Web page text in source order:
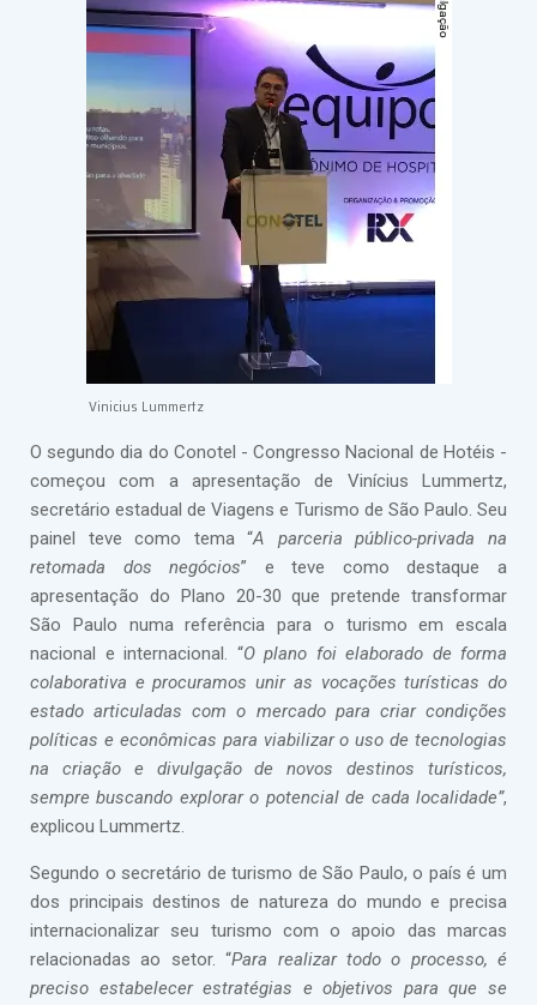
Vinicius Lummertz
O segundo dia do Conotel - Congresso Nacional de Hotéis -
começou com a apresentação de Vinícius Lummertz,
secretário estadual de Viagens e Turismo de São Paulo. Seu
painel teve como tema “A parceria público-privada na
retomada dos negócios” e teve como destaque a
apresentação do Plano 20-30 que pretende transformar
São Paulo numa referência para o turismo em escala
nacional e internacional. “O plano foi elaborado de forma
colaborativa e procuramos unir as vocações turísticas do
estado articuladas com o mercado para criar condições
políticas e econômicas para viabilizar o uso de tecnologias
na criação e divulgação de novos destinos turísticos,
sempre buscando explorar o potencial de cada localidade”,
explicou Lummertz.
Segundo o secretário de turismo de São Paulo, o país é um
dos principais destinos de natureza do mundo e precisa
internacionalizar seu turismo com o apoio das marcas
relacionadas ao setor. “Para realizar todo o processo, é
preciso estabelecer estratégias e objetivos para que se